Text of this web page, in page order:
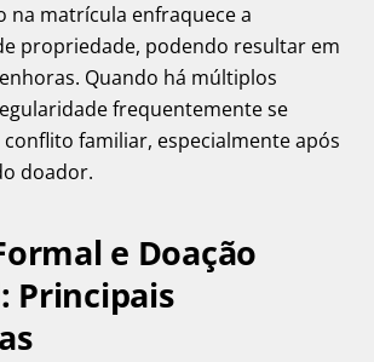
na matrícula enfraquece a
propriedade, podendo resultar em
Quando há múltiplos
frequentemente se
familiar, especialmente após
doador.
e Doação
Principais